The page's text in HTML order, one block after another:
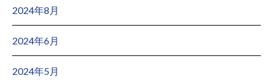
2024年8月
2024年6月
2024年5月